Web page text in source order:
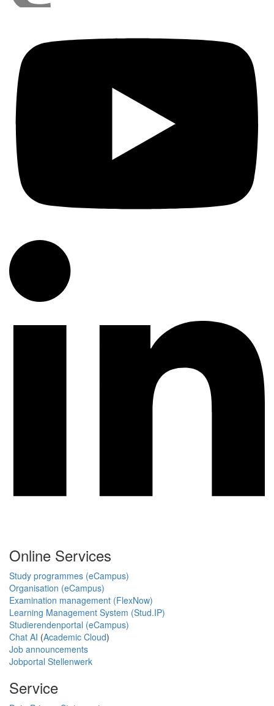
Online Services
Study programmes (eCampus)
Organisation (eCampus)
Examination management (FlexNow)
Learning Management System (Stud.IP)
Studierendenportal (eCampus)
Chat AI (Academic Cloud)
Job announcements
Jobportal Stellenwerk
Service